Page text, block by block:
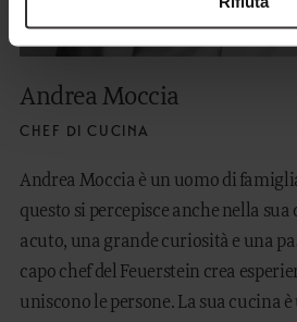
Andrea Moccia
CHEF DI CUCINA
Andrea Moccia è un uomo di
questo si percepisce anche nella sua
acuto, una grande curiosità e una
capo chef del Feuerstein crea
uniscono le persone. La sua cucina